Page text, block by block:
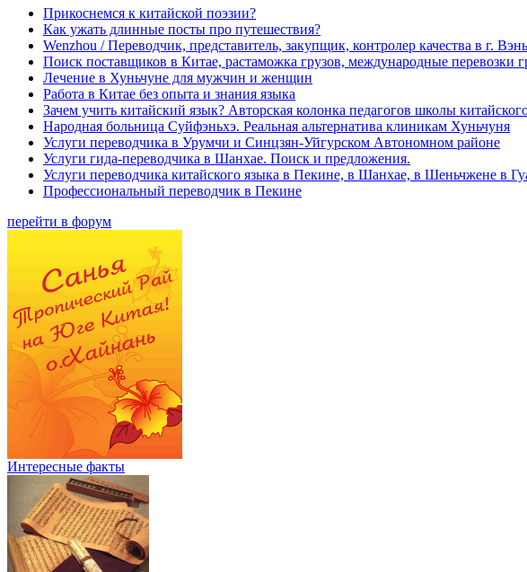
Прикоснемся к китайской поэзии?
Как ужать длинные посты про путешествия?
Wenzhou / Переводчик, представитель, закупщик, контролер качества в г.
Поиск поставщиков в Китае, растаможка грузов, международные перевозки
Лечение в Хуньчуне для мужчин и женщин
Работа в Китае без опыта и знания языка
Зачем учить китайский язык? Авторская колонка педагогов школы
Народная больница Суйфэньхэ. Реальная альтернатива клиникам Хуньчуня
Услуги переводчика в Урумчи и Синцзян-Уйгурском Автономном районе
Услуги гида-переводчика в Шанхае. Поиск и предложения.
Услуги переводчика китайского языка в Пекине, в Шанхае, в Шеньчжене в
Профессиональный переводчик в Пекине
перейти в форум
Интересные факты